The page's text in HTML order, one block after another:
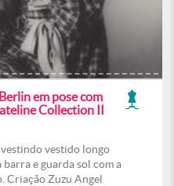
em pose com
Collection II
vestido longo
e guarda sol com a
Criação Zuzu Angel